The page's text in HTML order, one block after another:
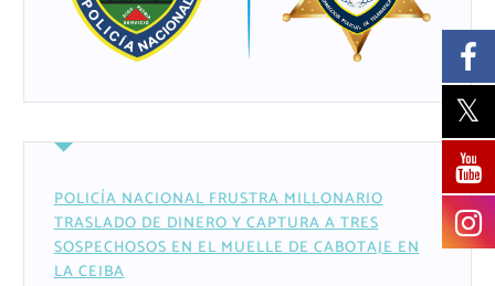
POLICÍA NACIONAL FRUSTRA MILLONARIO
TRASLADO DE DINERO Y CAPTURA A TRES
SOSPECHOSOS EN EL MUELLE DE CABOTAJE EN
LA CEIBA